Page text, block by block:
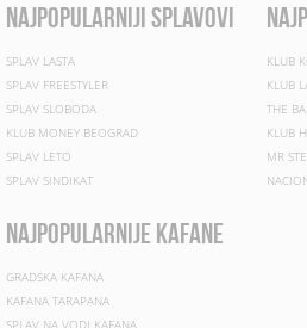
najpopularniji splavovi
SPLAV LASTA
SPLAV FREESTYLER
SPLAV SLOBODA
KLUB MONEY BEOGRAD
SPLAV LETO
SPLAV SINDIKAT
KLUB
KLUB
THE
KLUB
MR
najpopularnije kafane
GRADSKA KAFANA
KAFANA TARAPANA
SPLAV NA VODI KAFANA